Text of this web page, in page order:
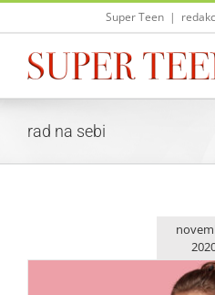
Skip
Super Teen |
rad na sebi